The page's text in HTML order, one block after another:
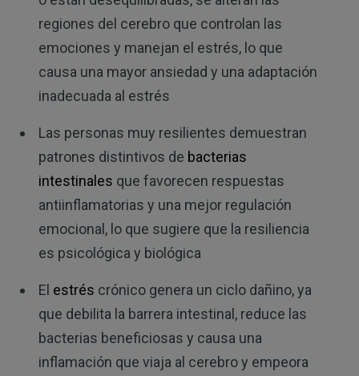
regiones del cerebro que controlan las
emociones y manejan el estrés, lo que
causa una mayor ansiedad y una adaptación
inadecuada al estrés
Las personas muy resilientes demuestran
patrones distintivos de bacterias
intestinales que favorecen respuestas
antiinflamatorias y una mejor regulación
emocional, lo que sugiere que la resiliencia
es psicológica y biológica
El estrés crónico genera un ciclo dañino, ya
que debilita la barrera intestinal, reduce las
bacterias beneficiosas y causa una
inflamación que viaja al cerebro y empeora